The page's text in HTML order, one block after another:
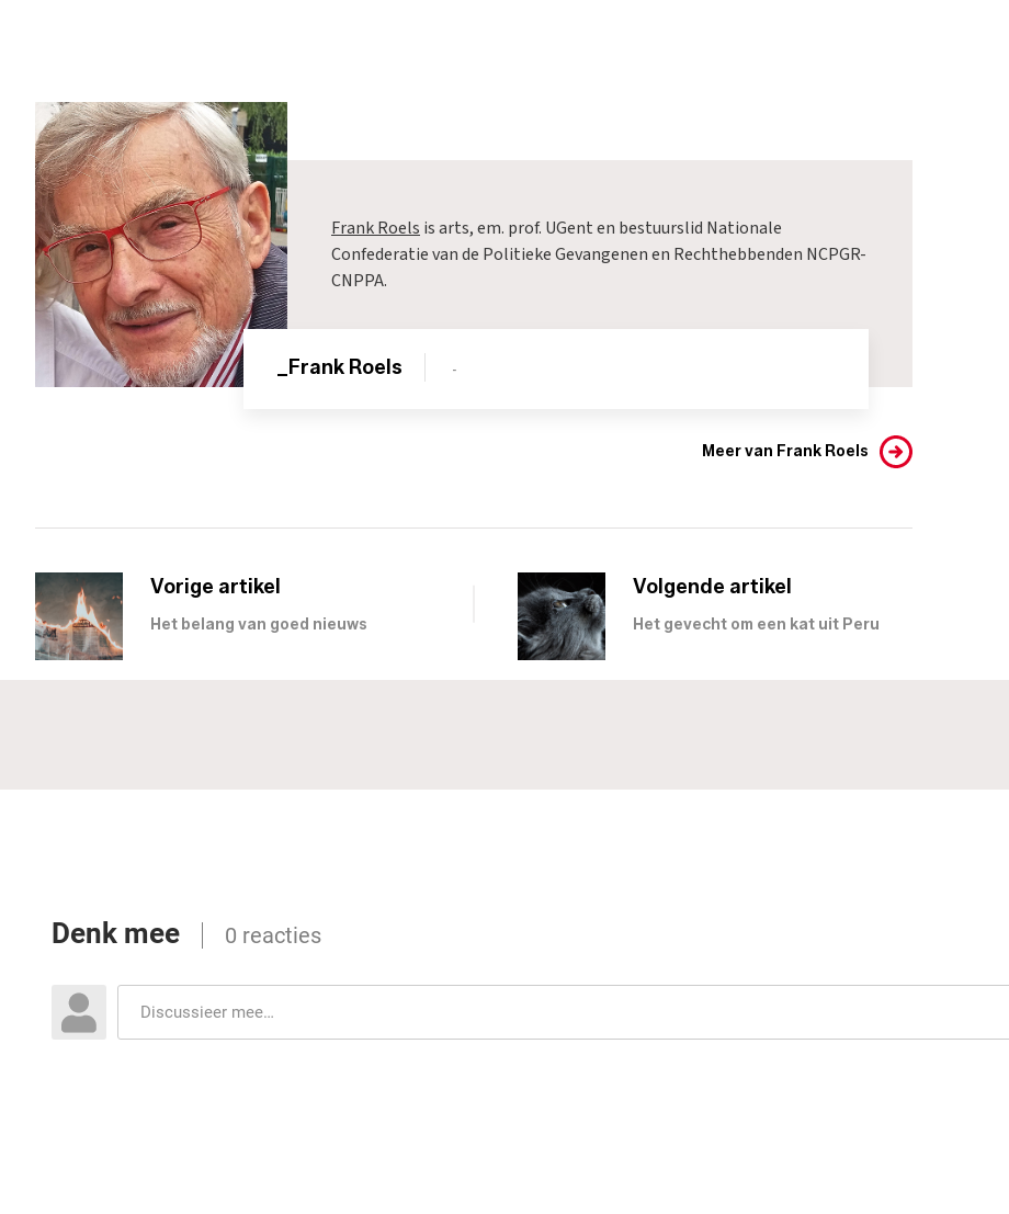
Frank Roels is arts, em. prof. UGent en bestuurslid Nationale
Confederatie van de Politieke Gevangenen en Rechthebbenden NCPGR-
CNPPA.
_Frank Roels -
Meer van Frank Roels
Vorige artikel
Het belang van goed nieuws
Volgende artikel
Het gevecht om een kat uit Peru